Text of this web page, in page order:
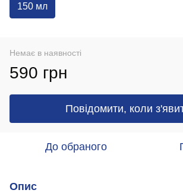
150 мл
Немає в наявності
590 грн
Повідомити, коли
До обраного
Опис